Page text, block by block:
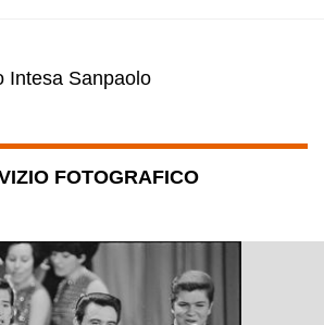
Intesa Sanpaolo
FOTOGRAFICO